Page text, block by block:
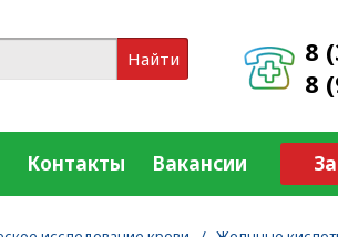
8
8
Найти
Контакты Вакансии